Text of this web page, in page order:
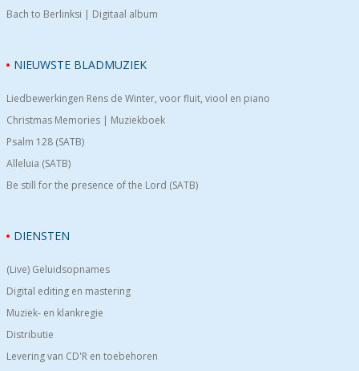
Bach to Berlinksi | Digitaal album
NIEUWSTE BLADMUZIEK
Liedbewerkingen Rens de Winter, voor fluit, viool en piano
Christmas Memories | Muziekboek
Psalm 128 (SATB)
Alleluia (SATB)
Be still for the presence of the Lord (SATB)
DIENSTEN
(Live) Geluidsopnames
Digital editing en mastering
Muziek- en klankregie
Distributie
Levering van CD'R en toebehoren